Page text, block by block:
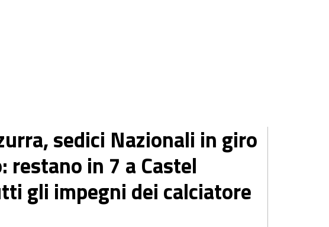
sedici Nazionali in giro
restano in 7 a Castel
gli impegni dei calciatore